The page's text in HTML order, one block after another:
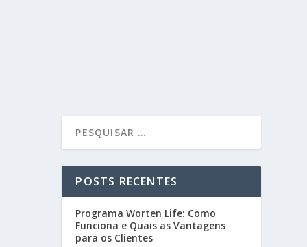
POSTS RECENTES
Programa Worten Life: Como
Funciona e Quais as Vantagens
para os Clientes